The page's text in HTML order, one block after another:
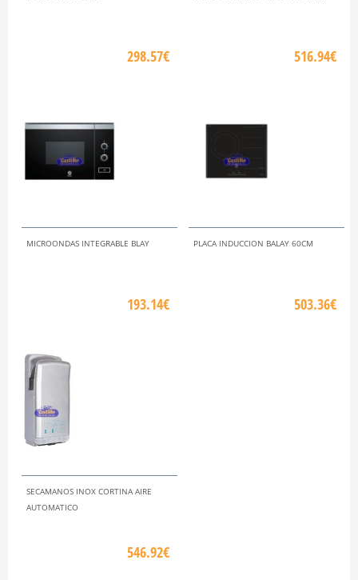
298.57€ 516.94€
MICROONDAS INTEGRABLE BLAY
193.14€
PLACA INDUCCION BALAY 60CM
503.36€
SECAMANOS INOX CORTINA AIRE
AUTOMATICO
546.92€